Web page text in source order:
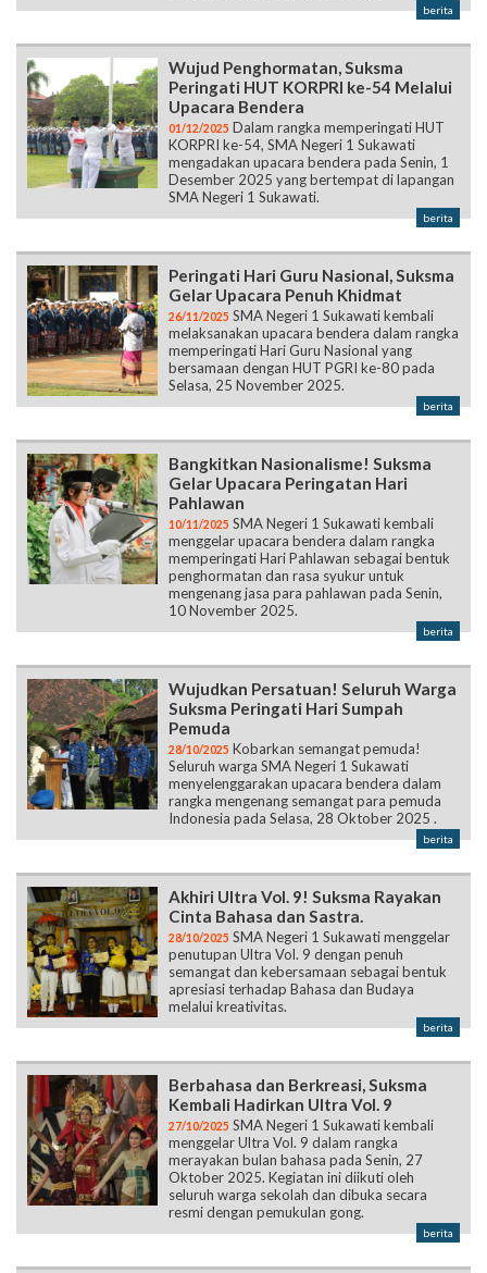
berita
Wujud Penghormatan, Suksma
Peringati HUT KORPRI ke-54 Melalui
Upacara Bendera
01/12/2025 Dalam rangka memperingati HUT
KORPRI ke-54, SMA Negeri 1 Sukawati
mengadakan upacara bendera pada Senin, 1
Desember 2025 yang bertempat di lapangan
SMA Negeri 1 Sukawati.
berita
Peringati Hari Guru Nasional, Suksma
Gelar Upacara Penuh Khidmat
26/11/2025 SMA Negeri 1 Sukawati kembali
melaksanakan upacara bendera dalam rangka
memperingati Hari Guru Nasional yang
bersamaan dengan HUT PGRI ke-80 pada
Selasa, 25 November 2025.
berita
Bangkitkan Nasionalisme! Suksma
Gelar Upacara Peringatan Hari
Pahlawan
10/11/2025 SMA Negeri 1 Sukawati kembali
menggelar upacara bendera dalam rangka
memperingati Hari Pahlawan sebagai bentuk
penghormatan dan rasa syukur untuk
mengenang jasa para pahlawan pada Senin,
10 November 2025.
berita
Wujudkan Persatuan! Seluruh Warga
Suksma Peringati Hari Sumpah
Pemuda
28/10/2025 Kobarkan semangat pemuda!
Seluruh warga SMA Negeri 1 Sukawati
menyelenggarakan upacara bendera dalam
rangka mengenang semangat para pemuda
Indonesia pada Selasa, 28 Oktober 2025 .
berita
Akhiri Ultra Vol. 9! Suksma Rayakan
Cinta Bahasa dan Sastra.
28/10/2025 SMA Negeri 1 Sukawati menggelar
penutupan Ultra Vol. 9 dengan penuh
semangat dan kebersamaan sebagai bentuk
apresiasi terhadap Bahasa dan Budaya
melalui kreativitas.
berita
Berbahasa dan Berkreasi, Suksma
Kembali Hadirkan Ultra Vol. 9
27/10/2025 SMA Negeri 1 Sukawati kembali
menggelar Ultra Vol. 9 dalam rangka
merayakan bulan bahasa pada Senin, 27
Oktober 2025. Kegiatan ini diikuti oleh
seluruh warga sekolah dan dibuka secara
resmi dengan pemukulan gong.
berita